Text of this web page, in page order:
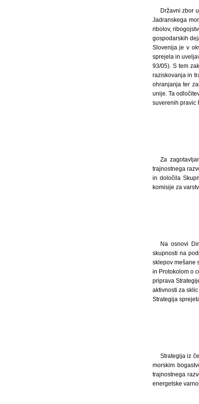
Državni zbor
Jadranskega
ribolov,
gospodarskih
Slovenija je v
sprejela in
93/05). S tem
raziskovanja in
ohranjanja ter
unije. Ta
suverenih pravic
Za
trajnostnega
in določila
komisije za
Na osnovi
skupnosti na
sklepov mešane
in Protokolom o
priprava
aktivnosti za
Strategija
Strategija iz
morskim
trajnostnega
energetske